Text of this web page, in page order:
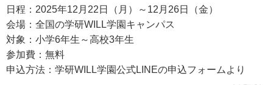
日程：2025年12月22日（月）～12月26日（金）
会場：全国の学研WILL学園キャンパス
対象：小学6年生～高校3年生
参加費：無料
申込方法：学研WILL学園公式LINEの申込フォームより